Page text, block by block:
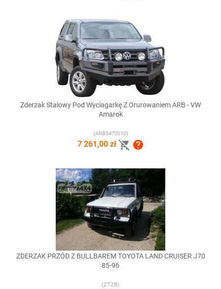
Zderzak Stalowy Pod Wyciagarkę Z Orurowaniem ARB - VW
Amarok
(ARB3470010)
7 261,00 zł  
ZDERZAK PRZÓD Z BULLBAREM TOYOTA LAND CRUISER J70
85-96
(ZTZB)